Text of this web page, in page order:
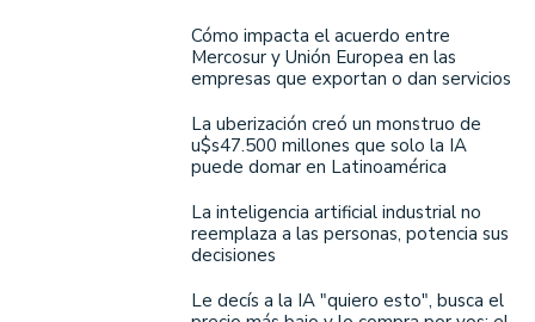
Cómo impacta el acuerdo entre
Mercosur y Unión Europea en las
empresas que exportan o dan servicios
La uberización creó un monstruo de
u$s47.500 millones que solo la IA
puede domar en Latinoamérica
La inteligencia artificial industrial no
reemplaza a las personas, potencia sus
decisiones
Le decís a la IA "quiero esto", busca el